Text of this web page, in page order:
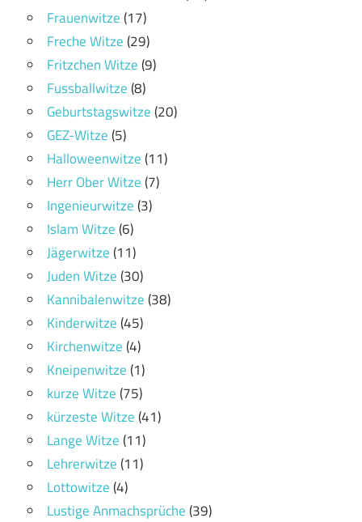
Frauenwitze(17)
Freche Witze(29)
Fritzchen Witze(9)
Fussballwitze(8)
Geburtstagswitze(20)
GEZ-Witze(5)
Halloweenwitze(11)
Herr Ober Witze(7)
Ingenieurwitze(3)
Islam Witze(6)
Jägerwitze(11)
Juden Witze(30)
Kannibalenwitze(38)
Kinderwitze(45)
Kirchenwitze(4)
Kneipenwitze(1)
kurze Witze(75)
kürzeste Witze(41)
Lange Witze(11)
Lehrerwitze(11)
Lottowitze(4)
Lustige Anmachsprüche(39)